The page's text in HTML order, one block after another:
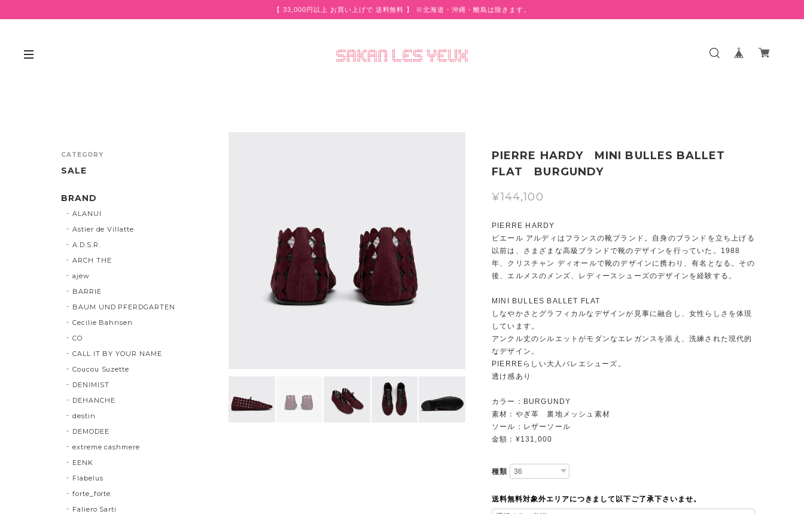
【 33,000円以上 お買い上げで 送料無料 】 ※北海道・沖縄・離島は除きます。
PIERRE HARDY MINI BULLES BALLET
FLAT BURGUNDY
¥144,100
PIERRE HARDY
ピエール アルディはフランスの靴ブランド。自身のブランドを立ち上げる
以前は、さまざまな高級ブランドで靴のデザインを行っていた。1988
年、クリスチャン ディオールで靴のデザインに携わり、有名となる。その
後、エルメスのメンズ、レディースシューズのデザインを経験する。
MINI BULLES BALLET FLAT
しなやかさとグラフィカルなデザインが見事に融合し、女性らしさを体現
しています。
アンクル丈のシルエットがモダンなエレガンスを添え、洗練された現代的
なデザイン。
PIERREらしい大人バレエシューズ。
透け感あり
カラー：BURGUNDY
素材：やぎ革 裏地メッシュ素材
ソール：レザーソール
金額：¥131,000
種類
送料無料対象外エリアにつきまして以下ご了承下さいませ。
CATEGORY
SALE
BRAND
ALANUI
Astier de Villatte
A.D.S.R.
ARCH THE
ajew
BARRIE
BAUM UND PFERDGARTEN
Cecilie Bahnsen
CO
CALL IT BY YOUR NAME
Coucou Suzette
DENIMIST
DEHANCHE
destin
DEMODEE
extreme cashmere
EENK
Flabelus
forte_forte
Faliero Sarti